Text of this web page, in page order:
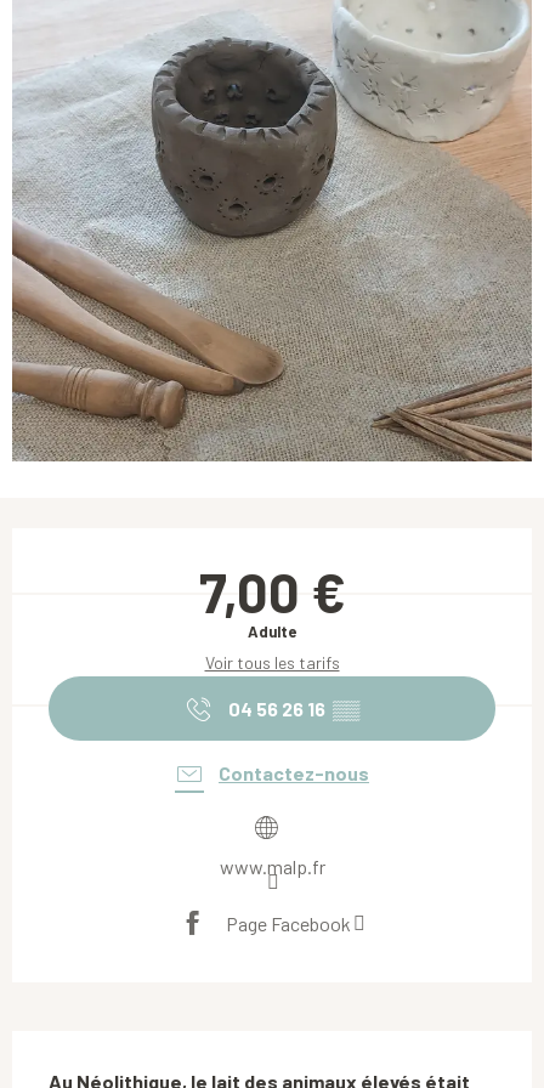
7,00 €
Adulte
Voir tous les tarifs
04 56 26 16 ▒▒
Contactez-nous
www.malp.fr
Page Facebook
Au Néolithique, le lait des animaux élevés était